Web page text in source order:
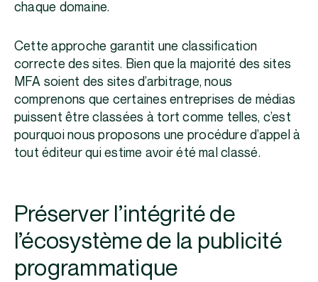
chaque domaine.
Cette approche garantit une classification
correcte des sites. Bien que la majorité des sites
MFA soient des sites d’arbitrage, nous
comprenons que certaines entreprises de médias
puissent être classées à tort comme telles, c’est
pourquoi nous proposons une procédure d’appel à
tout éditeur qui estime avoir été mal classé.
Préserver l’intégrité de
l’écosystème de la publicité
programmatique